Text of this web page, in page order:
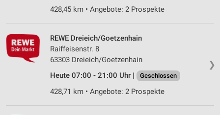
428,45 km • Angebote: 2 Prospekte
❯
REWE Dreieich/Goetzenhain
Raiffeisenstr. 8
63303 Dreieich/Goetzenhain
Heute 07:00 - 21:00 Uhr |
Geschlossen
428,71 km • Angebote: 2 Prospekte